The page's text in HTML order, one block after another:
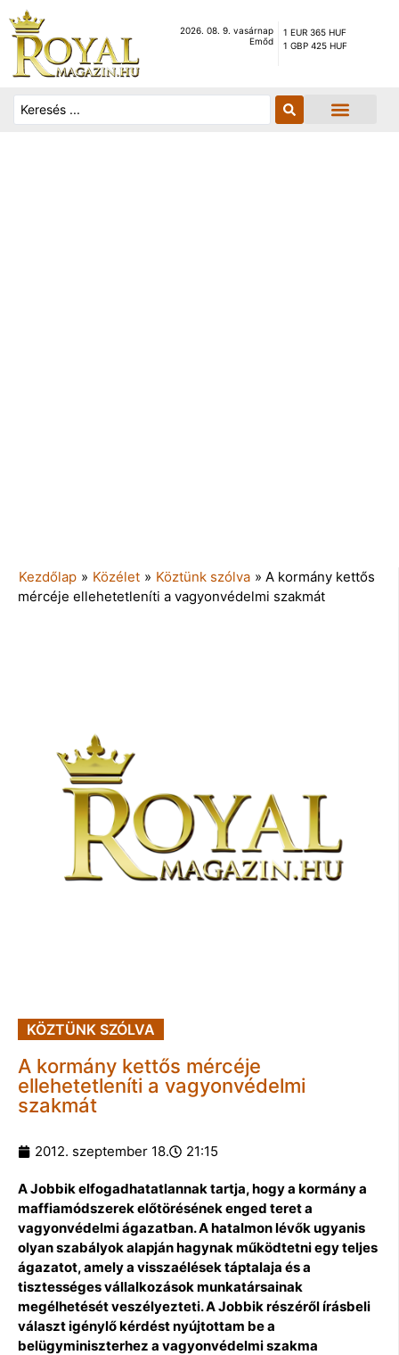
2026. 08. 9. vasárnap
Emőd
1 EUR 365 HUF
1 GBP 425 HUF
Kezdőlap » Közélet » Köztünk szólva » A kormány kettős
mércéje ellehetetleníti a vagyonvédelmi szakmát
KÖZTÜNK SZÓLVA
A kormány kettős mércéje
ellehetetleníti a vagyonvédelmi
szakmát
2012. szeptember 18. 21:15
A Jobbik elfogadhatatlannak tartja, hogy a kormány a
maffiamódszerek előtörésének enged teret a
vagyonvédelmi ágazatban. A hatalmon lévők ugyanis
olyan szabályok alapján hagynak működtetni egy teljes
ágazatot, amely a visszaélések táptalaja és a
tisztességes vállalkozások munkatársainak
megélhetését veszélyezteti. A Jobbik részéről írásbeli
választ igénylő kérdést nyújtottam be a
belügyminiszterhez a vagyonvédelmi szakma